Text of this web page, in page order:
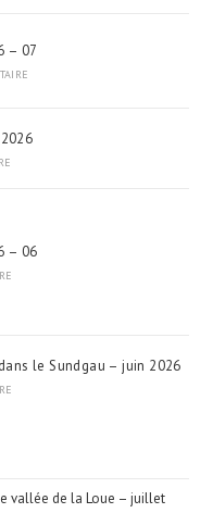
– 07
– 06
le Sundgau – juin 2026
vallée de la Loue – juillet